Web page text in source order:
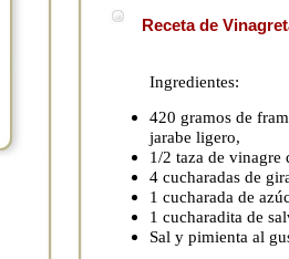
Receta de
Ingredientes:
420 gramos de
jarabe ligero,
1/2 taza de vinagre
4 cucharadas de
1 cucharada de
1 cucharadita de
Sal y pimienta al